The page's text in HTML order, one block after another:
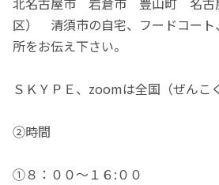
区） 清須市の自宅、フードコート
所をお伝え下さい。
ＳＫＹＰＥ、zoomは全国（ぜんこ
②時間
①８：００～１６:００